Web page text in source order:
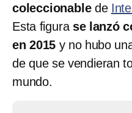
coleccionablede
Esta figura se lanzó
en 2015 y no hubo
de que se vendieran
mundo.